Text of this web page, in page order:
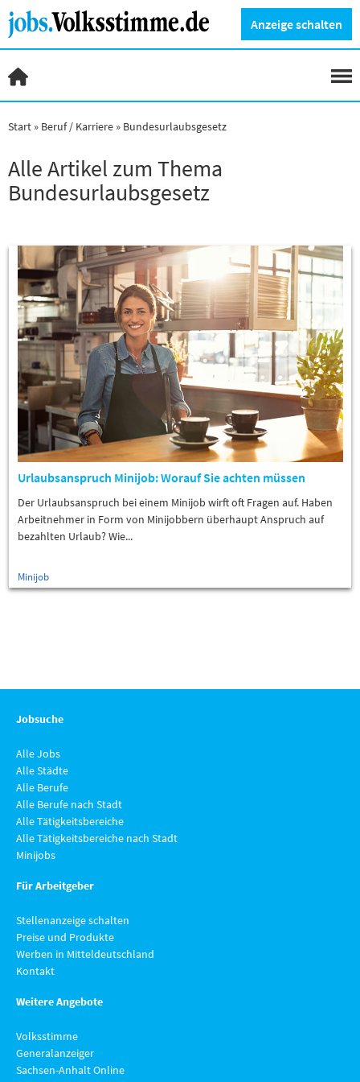
Anzeige schalten
Start Beruf / Karriere Bundesurlaubsgesetz
Alle Artikel zum Thema
Bundesurlaubsgesetz
Urlaubsanspruch Minijob: Worauf Sie achten müssen
Der Urlaubsanspruch bei einem Minijob wirft oft Fragen auf. Haben
Arbeitnehmer in Form von Minijobbern überhaupt Anspruch auf
bezahlten Urlaub? Wie...
Minijob
Jobsuche
Alle Jobs
Alle Städte
Alle Berufe
Alle Berufe nach Stadt
Alle Tätigkeitsbereiche
Alle Tätigkeitsbereiche nach Stadt
Minijobs
Für Arbeitgeber
Stellenanzeige schalten
Preise und Produkte
Werben in Mitteldeutschland
Kontakt
Weitere Angebote
Volksstimme
Generalanzeiger
Sachsen-Anhalt Online